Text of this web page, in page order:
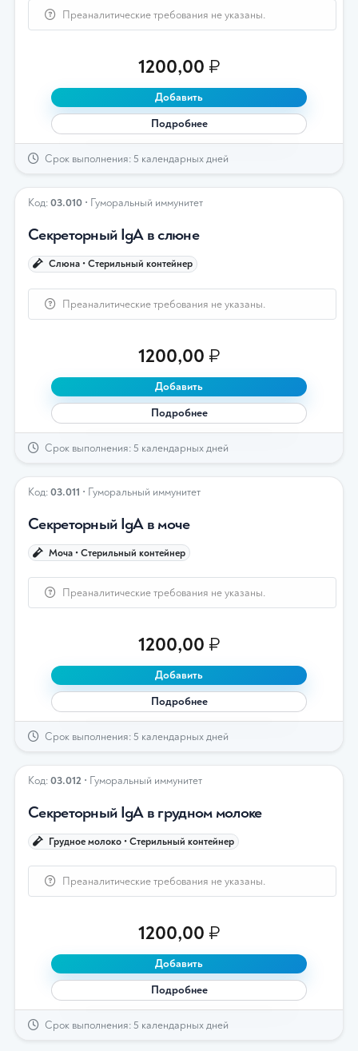
Преаналитические требования не указаны.
1200,00 ₽
Добавить
Подробнее
Срок выполнения: 5 календарных дней
Код:03.010 • Гуморальный иммунитет
Секреторный IgА в слюне
Слюна • Стерильный контейнер
Преаналитические требования не указаны.
1200,00 ₽
Добавить
Подробнее
Срок выполнения: 5 календарных дней
Код:03.011 • Гуморальный иммунитет
Секреторный IgА в моче
Моча • Стерильный контейнер
Преаналитические требования не указаны.
1200,00 ₽
Добавить
Подробнее
Срок выполнения: 5 календарных дней
Код:03.012 • Гуморальный иммунитет
Секреторный IgА в грудном молоке
Грудное молоко • Стерильный контейнер
Преаналитические требования не указаны.
1200,00 ₽
Добавить
Подробнее
Срок выполнения: 5 календарных дней